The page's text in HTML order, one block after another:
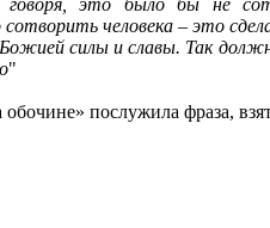
это было бы не
человека – это
силы и славы. Так
"
послужила фраза,